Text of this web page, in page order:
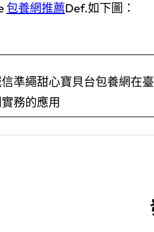
包養網推薦Def.如下圖：
準繩甜心寶貝台包養網在
務的應用